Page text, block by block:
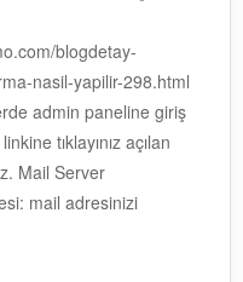
blogdetay-
nasil-yapilir-298.html
admin paneline giriş
tıklayınız açılan
Mail Server
mail adresinizi